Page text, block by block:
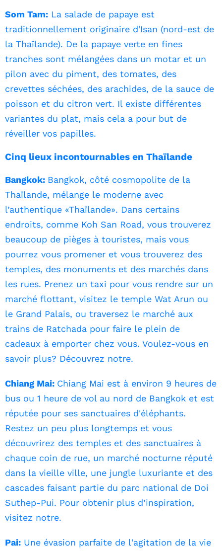
Som Tam: La salade de papaye est
traditionnellement originaire d'Isan (nord-est de
la Thaïlande). De la papaye verte en fines
tranches sont mélangées dans un motar et un
pilon avec du piment, des tomates, des
crevettes séchées, des arachides, de la sauce de
poisson et du citron vert. Il existe différentes
variantes du plat, mais cela a pour but de
réveiller vos papilles.
Cinq lieux incontournables en Thaïlande
Bangkok: Bangkok, côté cosmopolite de la
Thaïlande, mélange le moderne avec
l’authentique «Thaïlande». Dans certains
endroits, comme Koh San Road, vous trouverez
beaucoup de pièges à touristes, mais vous
pourrez vous promener et vous trouverez des
temples, des monuments et des marchés dans
les rues. Prenez un taxi pour vous rendre sur un
marché flottant, visitez le temple Wat Arun ou
le Grand Palais, ou traversez le marché aux
trains de Ratchada pour faire le plein de
cadeaux à emporter chez vous. Voulez-vous en
savoir plus? Découvrez notre.
Chiang Mai: Chiang Mai est à environ 9 heures de
bus ou 1 heure de vol au nord de Bangkok et est
réputée pour ses sanctuaires d'éléphants.
Restez un peu plus longtemps et vous
découvrirez des temples et des sanctuaires à
chaque coin de rue, un marché nocturne réputé
dans la vieille ville, une jungle luxuriante et des
cascades faisant partie du parc national de Doi
Suthep-Pui. Pour obtenir plus d’inspiration,
visitez notre.
Pai: Une évasion parfaite de l'agitation de la vie